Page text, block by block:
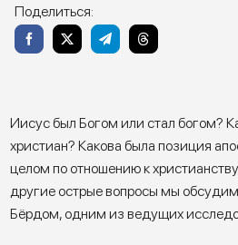
Поделиться:
Иисус был Богом или стал богом?
христиан? Какова была позиция
целом по отношению к
другие острые вопросы мы
Бёрдом, одним из ведущих